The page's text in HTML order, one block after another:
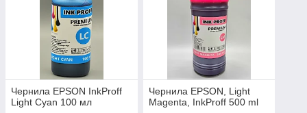
Чернила EPSON InkProff
Light Cyan 100 мл
Чернила EPSON, Light
Magenta, InkProff 500 ml